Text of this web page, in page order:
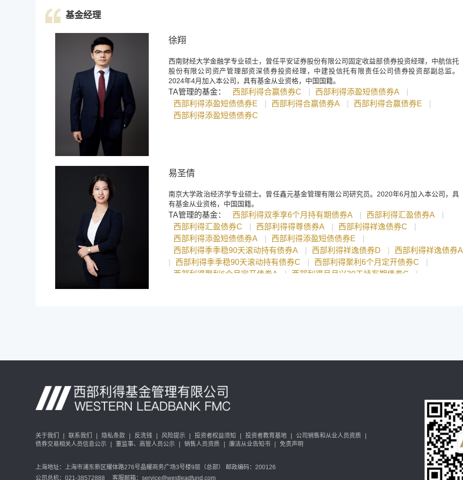
基金经理
徐翔
西南财经大学金融学专业硕士，曾任平安证券股份有限公司固定收益部债券投资经理，中航信托
股份有限公司资产管理部资深债券投资经理，中建投信托有限责任公司债券投资部副总监。
2024年4月加入本公司，具有基金从业资格，中国国籍。
TA管理的基金： 西部利得合赢债券C 西部利得添盈短债债券A
西部利得添盈短债债券E
西部利得合赢债券A 西部利得合赢债券E
西部利得添盈短债债券C
易圣倩
南京大学政治经济学专业硕士。曾任鑫元基金管理有限公司研究员。2020年6月加入本公司，具
有基金从业资格，中国国籍。
TA管理的基金： 西部利得双季享6个月持有期债券A 西部利得汇盈债券A
西部利得汇盈债券C
西部利得得尊债券A 西部利得祥逸债券C
西部利得添盈短债债券A
西部利得添盈短债债券E
西部利得季季稳90天滚动持有债券A
西部利得祥逸债券D
西部利得祥逸债券A
西部利得季季稳90天滚动持有债券C 西部利得聚利6个月定开债券C
西部利得聚利6个月定开债券A
| 西部利得月月兴30天持有期债券C
|
关于我们 联系我们 隐私条款 反洗钱 风险提示 投资者权益须知 投资者教育基地 公司销售和从业人员资质
债券交易相关人员信息公示
董监事、高管人员公示 销售人员资质 廉洁从业告知书 免责声明
上海地址：上海市浦东新区耀体路276号晶耀商务广场3号楼9层（总部） 邮政编码：200126
公司总机：021-38572888 客服邮箱：service@westleadfund.com